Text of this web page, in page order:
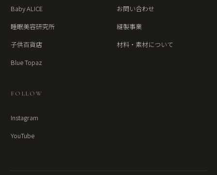
Baby ALICE
睡眠美容研究所
子供百貨店
Blue Topaz
お問い合わせ
縫製事業
材料・素材について
FOLLOW
Instagram
YouTube